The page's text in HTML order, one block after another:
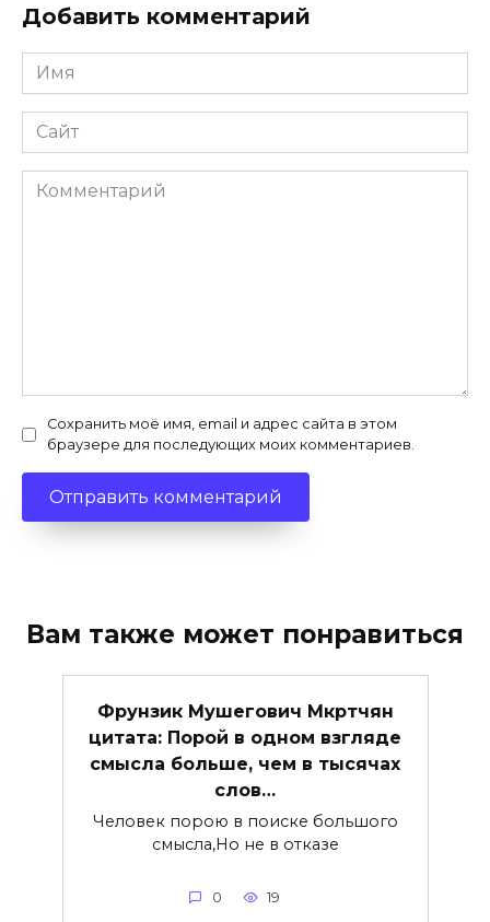
Добавить комментарий
Имя
*
Сайт
Комментарий
Сохранить моё имя, email и адрес сайта в этом
браузере для последующих моих комментариев.
Вам также может понравиться
Фрунзик Мушегович Мкртчян
цитата: Порой в одном взгляде
смысла больше, чем в тысячах
слов…
Человек порою в поиске большого
смысла,Но не в отказе
0 19